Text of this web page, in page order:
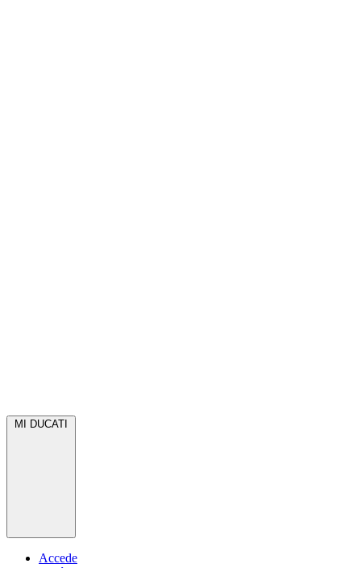
MI DUCATI
Accede